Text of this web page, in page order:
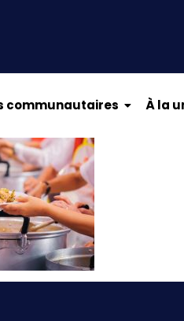
communautaires À la